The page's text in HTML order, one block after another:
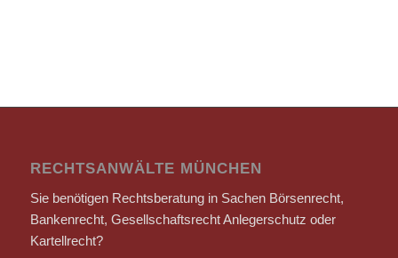
RECHTSANWÄLTE MÜNCHEN
Sie benötigen Rechtsberatung in Sachen Börsenrecht,
Bankenrecht, Gesellschaftsrecht Anlegerschutz oder
Kartellrecht?